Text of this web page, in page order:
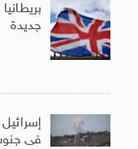
جديدة
فى